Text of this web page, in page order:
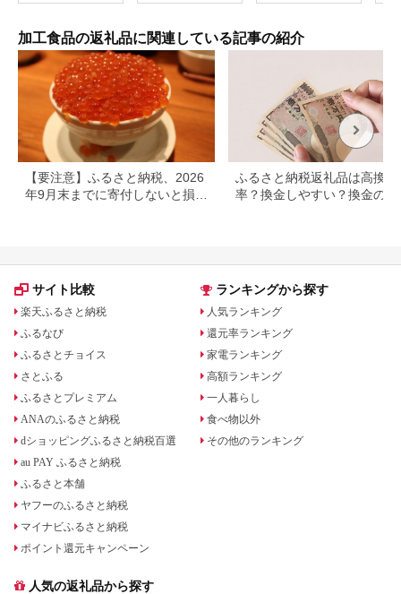
ベーコンのいずれか
ス もも肉 使用 高たん
ぱく 低脂肪 山恵 鹿肉
ジビエ
加工食品の返礼品に関連している記事の紹介
【要注意】ふるさと納税、2026
年9月末までに寄付しないと損す
ふるさと納税返礼品は高換金
率？換金しやすい？換金の可
サイト比較
楽天ふるさと納税
ふるなび
ふるさとチョイス
さとふる
ふるさとプレミアム
ANAのふるさと納税
dショッピングふるさと納税百選
au PAY ふるさと納税
ふるさと本舗
ヤフーのふるさと納税
マイナビふるさと納税
ポイント還元キャンペーン
ランキングから探す
人気ランキング
還元率ランキング
家電ランキング
高額ランキング
一人暮らし
食べ物以外
その他のランキング
人気の返礼品から探す